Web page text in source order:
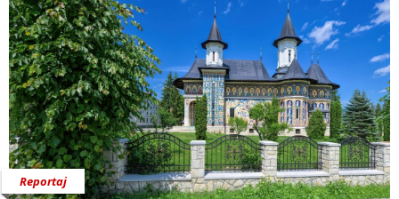
Reportaj